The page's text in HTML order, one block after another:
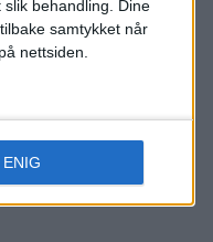
behandling. Dine
samtykket når
nettsiden.
ENIG